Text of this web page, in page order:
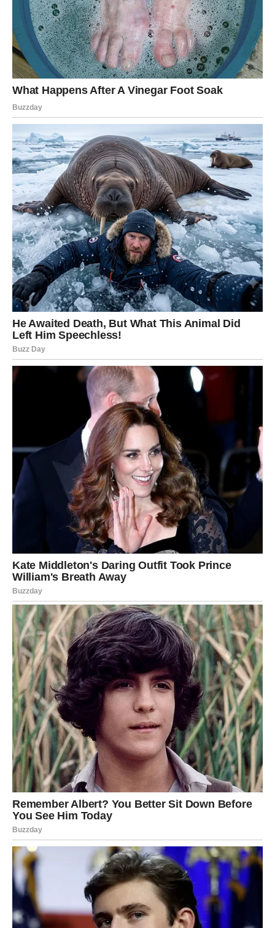
Zvijezde vas podržavaju u svemu što radite iskreno i sa
dobrim namjerama.
Zdravlje i raspoloženje
Bićete puni pozitivne energije, ali nemojte zanemariti
potrebu za odmorom.
Pronađite vrijeme za šetnju, boravak u prirodi ili razgovor
sa osobom koja vas uvijek smiruje i inspiriše.
Unutrašnja ravnoteža biće ključ vašeg dobrog
raspoloženja tokom cijelog dana.
Poruka zvijezda za kraj
Sutra vam donosi mnogo više nego što sada možete
pretpostaviti. Pred vama su važni razgovori, lijepe vijesti,
nove prilike i mogućnost da donesete odluku koja će
pozitivno uticati na vašu budućnost.
Zvijezde vam poručuju da vjerujete svojim osjećajima, da
ne dozvolite da vas prošle brige zaustave i da pažljivo
pratite sve znakove koje vam život šalje. Upravo sutrašnji
dan može označiti početak jednog mnogo ljepšeg
razdoblja u kojem će se mnoge želje približiti ostvarenju,
a vi ćete shvatiti da vas sudbina vodi putem sreće, ljubavi,
uspjeha i unutrašnjeg mira.